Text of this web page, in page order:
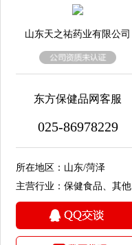
山东天之祐药业有限公司
东方保健品网客服
025-86978229
所在地区：山东/菏泽
主营行业：保健食品、其他